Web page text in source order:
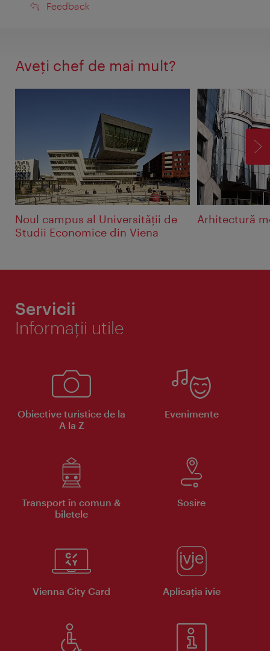
Feedback
Feedback
Aveţi chef de mai mult?
Noul campus al Universităţii de
Studii Economice din Viena
Arhitectură
Servicii
Informaţii utile
Obiective turistice de la
A la Z
Evenimente
Transport în comun &
biletele
Sosire
Vienna City Card Aplicaţia ivie